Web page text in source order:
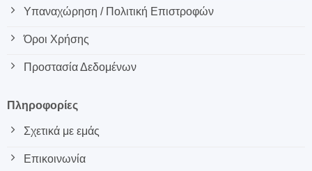
Υπαναχώρηση / Πολιτική Επιστροφών
Όροι Χρήσης
Προστασία Δεδομένων
Πληροφορίες
Σχετικά με εμάς
Επικοινωνία